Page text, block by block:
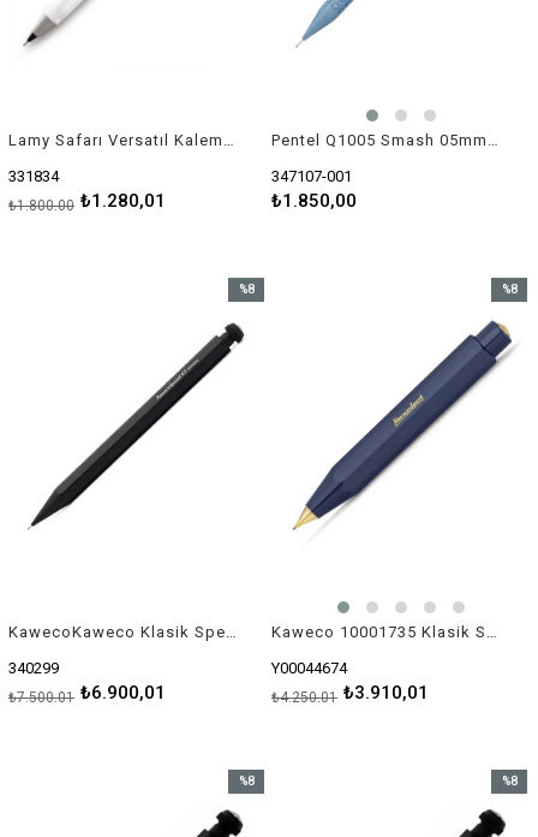
Lamy Safarı Versatıl Kalem Metal Klıps 0.5 Beyaz
331834
₺1.280,01
₺1.800,00
Pentel Q1005 Smash 05mm Teknik Çizim Ve Yazı Kalemi Mavi Limited Edition
347107-001
₺1.850,00
340299
₺6.900,01
₺7.500,01
%8
%8İndirim
Y00044674
₺3.910,01
₺4.250,01
%8
%8
%8İndirim
%8